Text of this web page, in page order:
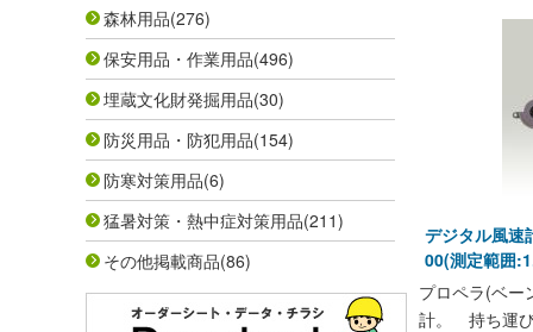
森林用品(276)
保安用品・作業用品(496)
埋蔵文化財発掘用品(30)
防災用品・防犯用品(154)
防寒対策用品(6)
猛暑対策・熱中症対策用品(211)
その他掲載商品(86)
デジタル風
00(測定範囲
プロペラ(ベー
計。 持ち運